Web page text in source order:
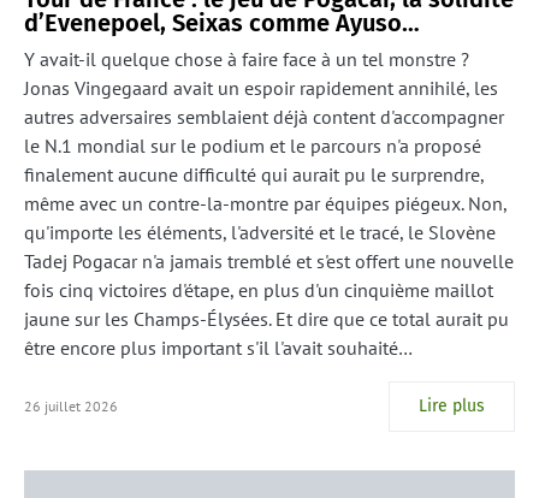
d’Evenepoel, Seixas comme Ayuso…
Y avait-il quelque chose à faire face à un tel monstre ?
Jonas Vingegaard avait un espoir rapidement annihilé, les
autres adversaires semblaient déjà content d'accompagner
le N.1 mondial sur le podium et le parcours n'a proposé
finalement aucune difficulté qui aurait pu le surprendre,
même avec un contre-la-montre par équipes piégeux. Non,
qu'importe les éléments, l'adversité et le tracé, le Slovène
Tadej Pogacar n'a jamais tremblé et s'est offert une nouvelle
fois cinq victoires d'étape, en plus d'un cinquième maillot
jaune sur les Champs-Élysées. Et dire que ce total aurait pu
être encore plus important s'il l'avait souhaité…
26 juillet 2026 Lire plus